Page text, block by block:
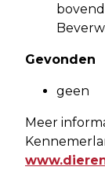
Gevonden
geen
Meer